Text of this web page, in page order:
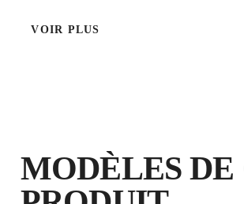
GARANTIE
PROLONGÉE
VOIR PLUS
MODÈLES DE